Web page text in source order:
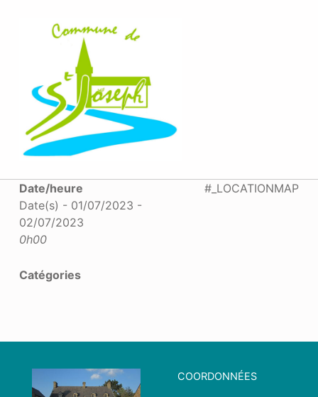
#_LOCATIONMAP
Date/heure
Date(s) - 01/07/2023 -
02/07/2023
0h00
Catégories
COORDONNÉES